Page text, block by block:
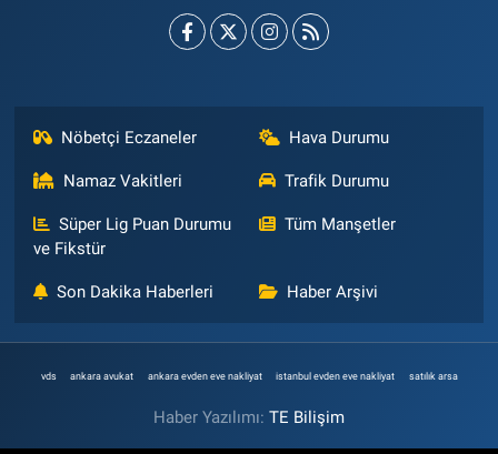
Nöbetçi Eczaneler Hava Durumu
Namaz Vakitleri Trafik Durumu
Süper Lig Puan Durumu
ve Fikstür
Tüm Manşetler
Son Dakika Haberleri Haber Arşivi
vds ankara avukat ankara evden eve nakliyat istanbul evden eve nakliyat satılık arsa
Haber Yazılımı: TE Bilişim